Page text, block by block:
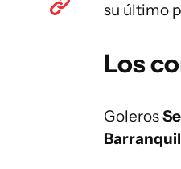
su último
Los
Goleros